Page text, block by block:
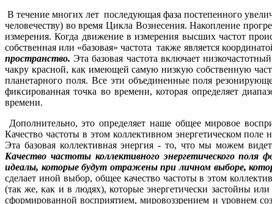
В течение многих лет последующая фаза постепенного
человечеству) во время Цикла Вознесения. Накопление
измерения. Когда движение в измерения высших частот
собственная или «базовая» частота также является
пространство.Эта базовая частота включает
чакру красной, как имеющей самую низкую собственную
планетарного поля. Все эти объединенные поля
фиксированная точка во времени, которая определяет
времени.
Дополнительно, это определяет наше общее мировое
Качество частоты в этом коллективном энергетическом
Эта базовая коллективная энергия - то, что мы можем
Качество частоты коллективного энергетического
идеалы, которые будут отражены при личном выборе,
сделает иной выбор, общее качество частоты в этом
(так же, как и в людях), которые энергетически застойны
сформированной восприятием, мировоззрением и уровнем